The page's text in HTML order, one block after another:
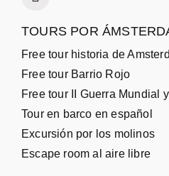
TOURS POR
Free tour historia de
Free tour Barrio Rojo
Free tour II Guerra Mundial
Tour en barco en español
Excursión por los molinos
Escape room al aire libre